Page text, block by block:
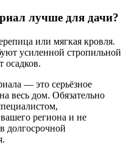
лучше для дачи?
или мягкая кровля.
усиленной стропильной
осадков.
— это серьёзное
весь дом. Обязательно
региона и не
долгосрочной